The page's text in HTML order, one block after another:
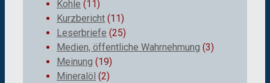
Kohle (11)
Kurzbericht (11)
Leserbriefe (25)
Medien, öffentliche Wahrnehmung (3)
Meinung (19)
Mineralöl (2)